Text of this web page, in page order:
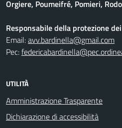
Orgiere, Poumeifré, Pomieri,
Responsabile della protezione
Email:avv.bardinella@gmail.com
Pec:
UTILITÀ
Amministrazione Trasparente
Dichiarazione di accessibilità